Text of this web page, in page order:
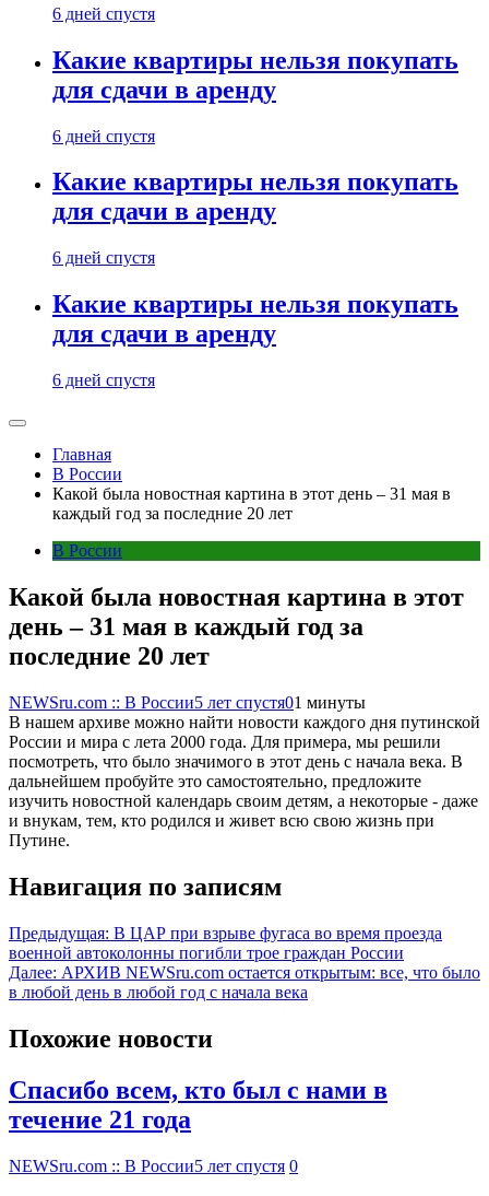
6 дней спустя
Какие квартиры нельзя покупать
для сдачи в аренду
6 дней спустя
Какие квартиры нельзя покупать
для сдачи в аренду
6 дней спустя
Какие квартиры нельзя покупать
для сдачи в аренду
6 дней спустя
Главная
В России
Какой была новостная картина в этот день – 31 мая в
каждый год за последние 20 лет
В России
Какой была новостная картина в этот
день – 31 мая в каждый год за
последние 20 лет
NEWSru.com :: В России5 лет спустя01 минуты
В нашем архиве можно найти новости каждого дня путинской
России и мира с лета 2000 года. Для примера, мы решили
посмотреть, что было значимого в этот день с начала века. В
дальнейшем пробуйте это самостоятельно, предложите
изучить новостной календарь своим детям, а некоторые - даже
и внукам, тем, кто родился и живет всю свою жизнь при
Путине.
Навигация по записям
Предыдущая: В ЦАР при взрыве фугаса во время проезда
военной автоколонны погибли трое граждан России
Далее: АРХИВ NEWSru.com остается открытым: все, что было
в любой день в любой год с начала века
Похожие новости
Спасибо всем, кто был с нами в
течение 21 года
NEWSru.com :: В России5 лет спустя 0